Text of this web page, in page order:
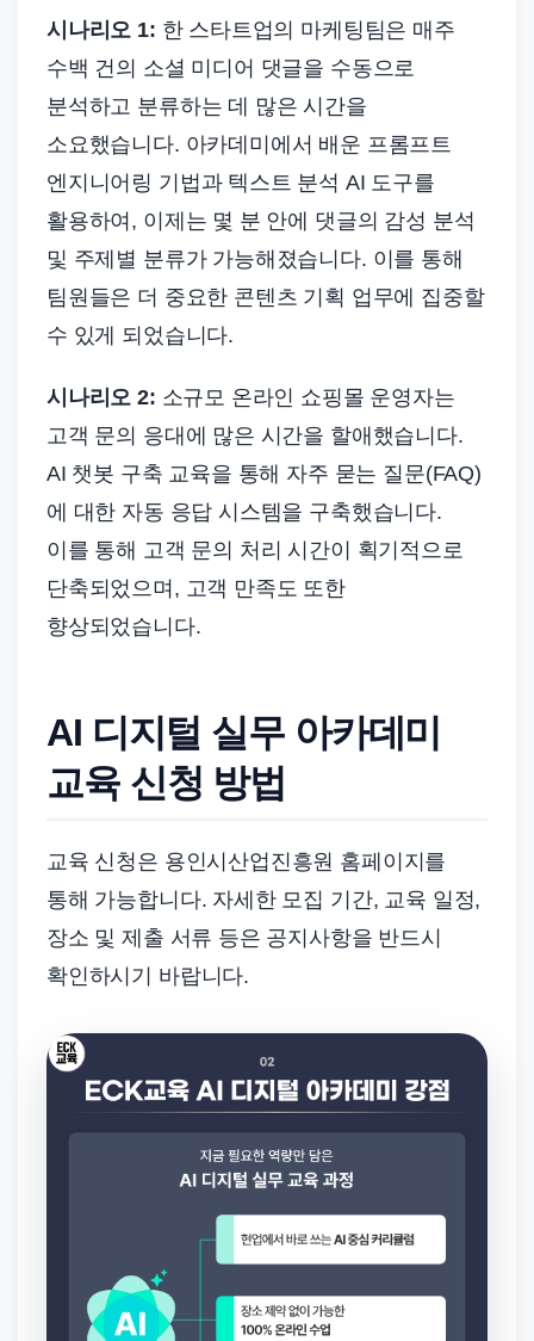
시나리오 1: 한 스타트업의 마케팅팀은 매주
수백 건의 소셜 미디어 댓글을 수동으로
분석하고 분류하는 데 많은 시간을
소요했습니다. 아카데미에서 배운 프롬프트
엔지니어링 기법과 텍스트 분석 AI 도구를
활용하여, 이제는 몇 분 안에 댓글의 감성 분석
및 주제별 분류가 가능해졌습니다. 이를 통해
팀원들은 더 중요한 콘텐츠 기획 업무에 집중할
수 있게 되었습니다.
시나리오 2: 소규모 온라인 쇼핑몰 운영자는
고객 문의 응대에 많은 시간을 할애했습니다.
AI 챗봇 구축 교육을 통해 자주 묻는 질문(FAQ)
에 대한 자동 응답 시스템을 구축했습니다.
이를 통해 고객 문의 처리 시간이 획기적으로
단축되었으며, 고객 만족도 또한
향상되었습니다.
AI 디지털 실무 아카데미
교육 신청 방법
교육 신청은 용인시산업진흥원 홈페이지를
통해 가능합니다. 자세한 모집 기간, 교육 일정,
장소 및 제출 서류 등은 공지사항을 반드시
확인하시기 바랍니다.